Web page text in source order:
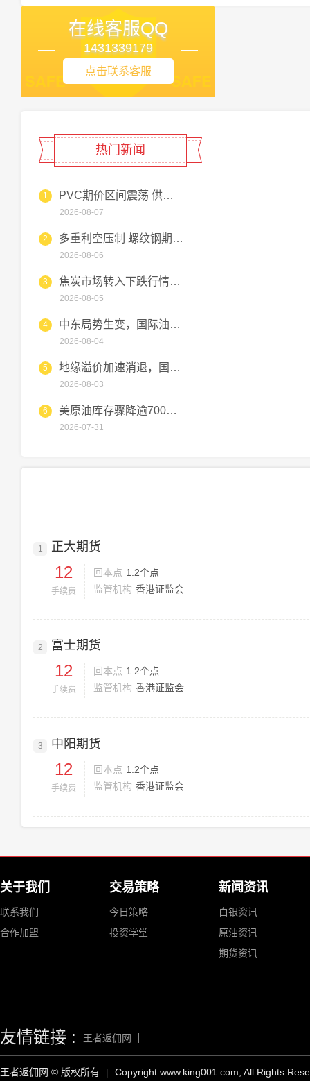
在线客服QQ
1431339179
点击联系客服
热门新闻
1 PVC期价区间震荡 供需博弈
2026-08-07
2 多重利空压制 螺纹钢期货维持
2026-08-06
3 焦炭市场转入下跌行情，钢厂压
2026-08-05
4 中东局势生变，国际油价高位跳
2026-08-04
5 地缘溢价加速消退，国际油价短
2026-08-03
6 美原油库存骤降逾700万桶，
2026-07-31
1 正大期货
12
手续费
回本点 1.2个点
监管机构 香港证监会
2 富士期货
12
手续费
回本点 1.2个点
监管机构 香港证监会
3 中阳期货
12
手续费
回本点 1.2个点
监管机构 香港证监会
关于我们
联系我们
合作加盟
交易策略
今日策略
投资学堂
新闻资讯
白银资讯
原油资讯
期货资讯
友情链接 : 王者返佣网
王者返佣网 © 版权所有 | Copyright www.king001.com, All Rights